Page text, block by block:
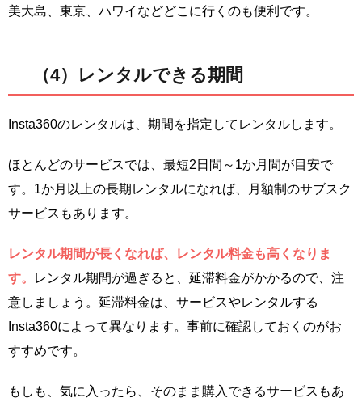
美大島、東京、ハワイなどどこに行くのも便利です。
（4）レンタルできる期間
Insta360のレンタルは、期間を指定してレンタルします。
ほとんどのサービスでは、最短2日間～1か月間が目安で
す。1か月以上の長期レンタルになれば、月額制のサブスク
サービスもあります。
レンタル期間が長くなれば、レンタル料金も高くなりま
す。
レンタル期間が過ぎると、延滞料金がかかるので、注
意しましょう。延滞料金は、サービスやレンタルする
Insta360によって異なります。事前に確認しておくのがお
すすめです。
もしも、気に入ったら、そのまま購入できるサービスもあ